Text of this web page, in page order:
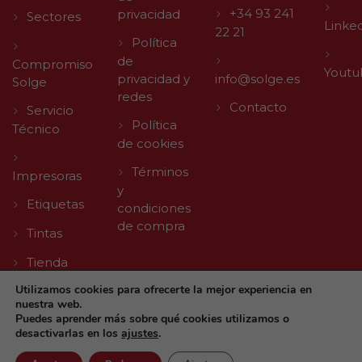
Sectores
Compromiso
Solge
Servicio
Técnico
Impresoras
Etiquetas
Tintas
Tienda
privacidad
Política
de
privacidad y
redes
Política
de cookies
Términos
y
condiciones
de compra
+34 93 241
22 21
info@solge.es
Contacto
© 2026 Solge | Made with byAgencia Digital TLL
Utilizamos cookies para ofrecerte la mejor experiencia en
nuestra web.
Puedes aprender más sobre qué cookies utilizamos o
desactivarlas en los ajustes.